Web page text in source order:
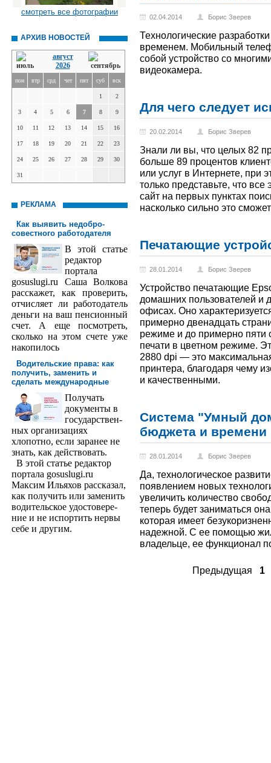
смотреть все фотографии
АРХИВ НОВОСТЕЙ
август
2026
пон втр срд чет пят суб вск
1 2
3 4 5 6 7 8 9
10 11 12 13 14 15 16
17 18 19 20 21 22 23
24 25 26 27 28 29 30
31
РЕКЛАМА
Как выявить недобро­
совестного работодателя
В этой статье
редактор
порта­ла
gosuslugi.ru Саша Волкова
расскажет, как проверить,
отчисляет ли работодатель
деньги на ваш пенсионный
счет. А еще посмотреть,
сколько на этом счете уже
накопилось
Водительские права: как
получить, заменить и
сделать международ­ные
Получать
доку­менты в
государствен­
ных организациях
хлопотно, если заранее не
знать, как действовать.
В этой статье редактор
портала gosuslugi.ru
Максим Ильяхов рассказал,
как получить или заменить
водительское удостовере­
ние и не испортить нервы
себе и другим.
02.04.2014 Борис Зверев
Технологические
временем. Мобильный
собой устройство со
видеокамера.
Для чего следует
20.02.2014 Борис Зверев
Знали ли вы, что целых 82
больше 89 процентов
или услуг в Интернете, при
только представьте, что
сайт на первых пунктах
насколько сильно это
Печатающие
28.01.2014 Борис Зверев
Устройство печатающие
домашних пользователей и
офисах. Оно
примерно двенадцать
режиме и до примерно пяти
печати в цветном режиме.
2880 dpi — это
принтера, благодаря чему
и качественными.
Система "Умный
бюджета и времени
28.01.2014 Борис Зверев
Да, технологическое
появлением новых
увеличить количество
теперь будет заниматься
которая имеет
надежной. С ее помощью
владельце, ее функционал
Предыдущая 1